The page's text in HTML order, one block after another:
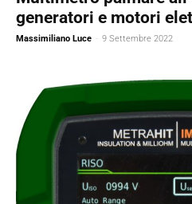
generatori e motori
Massimiliano Luce - 9 Settembre 2022